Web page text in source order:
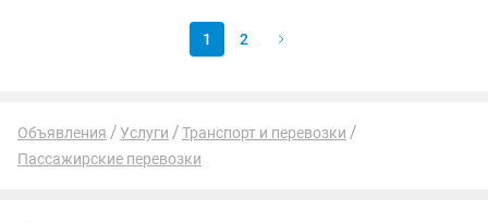
1 2
Объявления Услуги
Транспорт и перевозки
Пассажирские перевозки